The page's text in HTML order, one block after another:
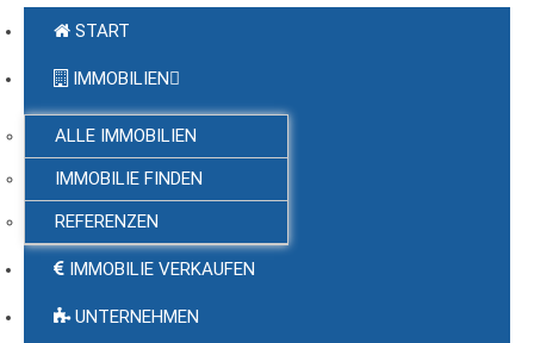
START
IMMOBILIEN
ALLE IMMOBILIEN
IMMOBILIE FINDEN
REFERENZEN
IMMOBILIE VERKAUFEN
UNTERNEHMEN